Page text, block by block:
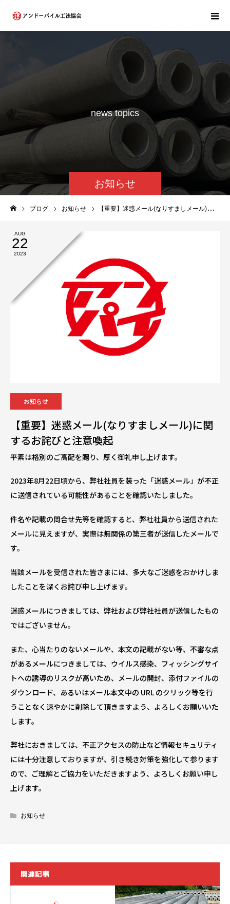
お知らせ
news topics
ブログ お知らせ 【重要】迷惑メール(なりすましメール)に関するお詫びと注意喚起
AUG
22
2023
お知らせ
【重要】迷惑メール(なりすましメール)に関
するお詫びと注意喚起
平素は格別のご高配を賜り、厚く御礼申し上げます。
2023年8月22日頃から、弊社社員を装った「迷惑メール」が不正
に送信されている可能性があることを確認いたしました。
件名や記載の問合せ先等を確認すると、弊社社員から送信された
メールに見えますが、実際は無関係の第三者が送信したメールで
す。
当該メールを受信された皆さまには、多大なご迷惑をおかけしま
したことを深くお詫び申し上げます。
迷惑メールにつきましては、弊社および弊社社員が送信したもの
ではございません。
また、心当たりのないメールや、本文の記載がない等、不審な点
があるメールにつきましては、ウイルス感染、フィッシングサイ
トへの誘導のリスクが高いため、メールの開封、添付ファイルの
ダウンロード、あるいはメール本文中の URL のクリック等を行
うことなく速やかに削除して頂きますよう、よろしくお願いいた
します。
弊社におきましては、不正アクセスの防止など情報セキュリティ
には十分注意しておりますが、引き続き対策を強化して参ります
ので、ご理解とご協力をいただきますよう、よろしくお願い申し
上げます。
お知らせ
関連記事